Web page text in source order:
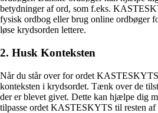
betydninger af ord, som f.eks.
fysisk ordbog eller brug online ordbøger
løse krydsorden lettere.
2. Husk Konteksten
Når du står over for ordet
konteksten i krydsordet. Tænk over de
der er blevet givet. Dette kan hjælpe dig
tilpasse ordet KASTESKYTS til resten af